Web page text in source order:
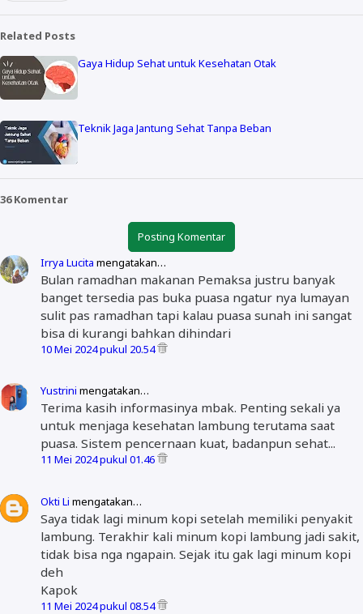
Related Posts
Gaya Hidup Sehat untuk Kesehatan Otak
Teknik Jaga Jantung Sehat Tanpa Beban
36 Komentar
Posting Komentar
Irrya Lucita mengatakan…
Bulan ramadhan makanan Pemaksa justru banyak
banget tersedia pas buka puasa ngatur nya lumayan
sulit pas ramadhan tapi kalau puasa sunah ini sangat
bisa di kurangi bahkan dihindari
10 Mei 2024 pukul 20.54
Yustrini mengatakan…
Terima kasih informasinya mbak. Penting sekali ya
untuk menjaga kesehatan lambung terutama saat
puasa. Sistem pencernaan kuat, badanpun sehat...
11 Mei 2024 pukul 01.46
Okti Li mengatakan…
Saya tidak lagi minum kopi setelah memiliki penyakit
lambung. Terakhir kali minum kopi lambung jadi sakit,
tidak bisa nga ngapain. Sejak itu gak lagi minum kopi
deh
Kapok
11 Mei 2024 pukul 08.54